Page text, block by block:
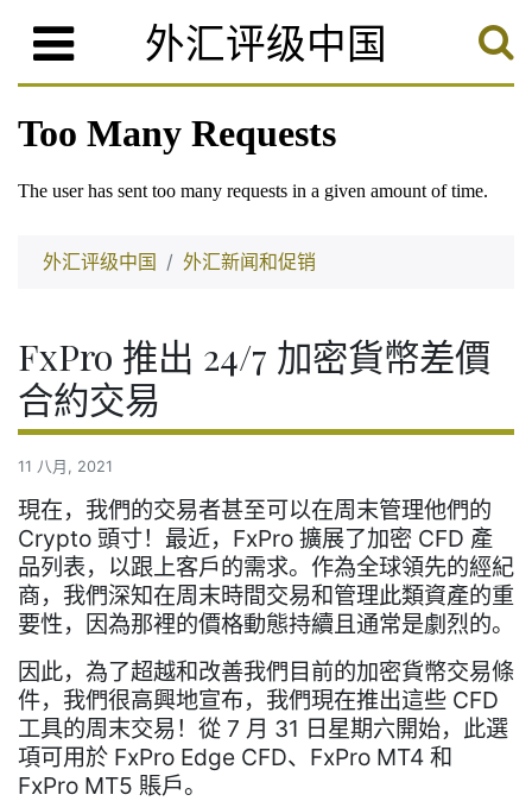
外汇评级中国
外汇评级中国 外汇新闻和促销
FxPro 推出 24/7 加密貨幣差價
合約交易
11 八月, 2021
現在，我們的交易者甚至可以在周末管理他們的
Crypto 頭寸！最近，FxPro 擴展了加密 CFD 產
品列表，以跟上客戶的需求。作為全球領先的經紀
商，我們深知在周末時間交易和管理此類資產的重
要性，因為那裡的價格動態持續且通常是劇烈的。
因此，為了超越和改善我們目前的加密貨幣交易條
件，我們很高興地宣布，我們現在推出這些 CFD
工具的周末交易！從 7 月 31 日星期六開始，此選
項可用於 FxPro Edge CFD、FxPro MT4 和
FxPro MT5 賬戶。